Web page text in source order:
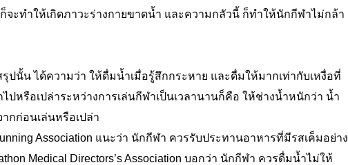
ะทำให้เกิดภาวะร่างกายขาดน้ำ และความกลัวนี้ ก็ทำให้นักกีฬาไม่กล้า
ปนั้น ได้ความว่า ให้ดื่มน้ำเมื่อรู้สึกกระหาย และดื่มให้มากเท่ากับเหงื่อที่
ปหรือเปล่าระหว่างการเล่นกีฬาเป็นเวลานานก็คือ ให้ช่างน้ำหนักว่า น้ำ
กก่อนเล่นหรือเปล่า
Association แนะว่า นักกีฬา ควรรับประทานอาหารที่มีรสเค็มอย่าง
Medical Directors’s Association บอกว่า นักกีฬา ควรดื่มน้ำไม่ให้